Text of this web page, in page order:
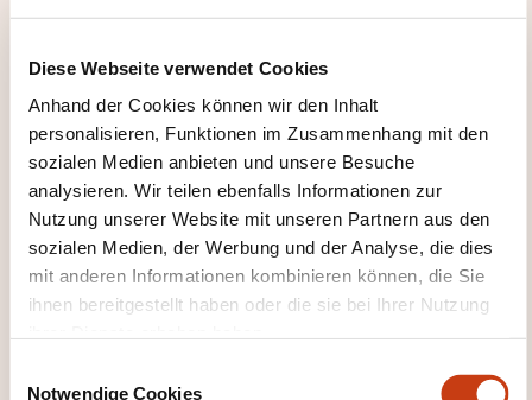
Diese Webseite verwendet Cookies
Anhand der Cookies können wir den Inhalt
personalisieren, Funktionen im Zusammenhang mit den
sozialen Medien anbieten und unsere Besuche
analysieren. Wir teilen ebenfalls Informationen zur
Nutzung unserer Website mit unseren Partnern aus den
sozialen Medien, der Werbung und der Analyse, die dies
mit anderen Informationen kombinieren können, die Sie
ihnen bereitgestellt haben oder die sie bei Ihrer Nutzung
Notwendige Cookies
Alle Weiterbildungen anzeigen
Diese anderen Weiterbildungen könnten Sie
auch interessieren:
Eventmanagement
Friseur Spezialisierung
Friseurassistent
Friseurhandwerk
Gebäudereinigung
Gesichtskosmetik
Heimservice
Heimtier
Hundeführer